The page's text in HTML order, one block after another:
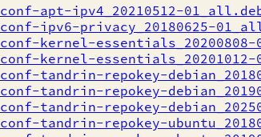
conf-apt-ipv4_20210512-
conf-ipv6-privacy_20180625-
conf-kernel-
conf-kernel-
conf-tandrin-repokey-
conf-tandrin-repokey-
conf-tandrin-repokey-
conf-tandrin-repokey-